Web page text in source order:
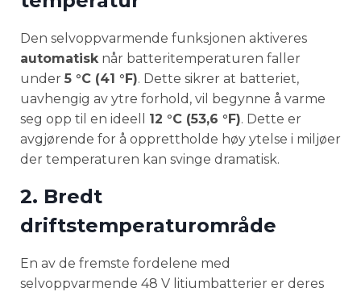
Den selvoppvarmende funksjonen aktiveres
automatisknår batteritemperaturen faller
under 5 °C (41 °F). Dette sikrer at batteriet,
uavhengig av ytre forhold, vil begynne å varme
seg opp til en ideell 12 °C (53,6 °F). Dette er
avgjørende for å opprettholde høy ytelse i miljøer
der temperaturen kan svinge dramatisk.
2. Bredt
driftstemperaturområde
En av de fremste fordelene med
selvoppvarmende 48 V litiumbatterier er deres